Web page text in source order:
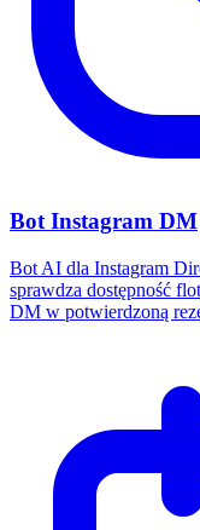
Bot Instagram DM
Bot AI dla Instagram
sprawdza dostępność
DM w potwierdzoną